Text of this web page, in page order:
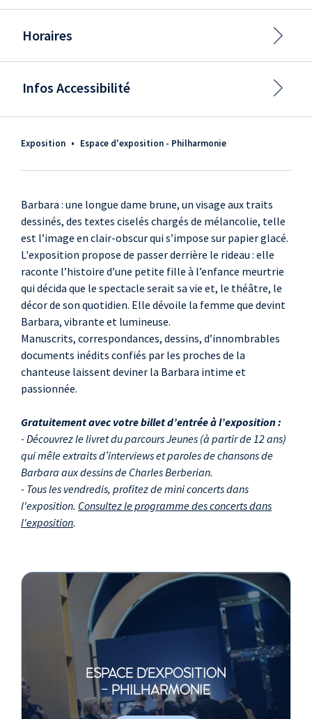
Exposition • Espace d'exposition - Philharmonie
Barbara : une longue dame brune, un visage aux traits
dessinés, des textes ciselés chargés de mélancolie, telle
est l’image en clair-obscur qui s’impose sur papier glacé.
L'exposition propose de passer derrière le rideau : elle
raconte l’histoire d’une petite fille à l’enfance meurtrie
qui décida que le spectacle serait sa vie et, le théâtre, le
décor de son quotidien. Elle dévoile la femme que devint
Barbara, vibrante et lumineuse.
Manuscrits, correspondances, dessins, d’innombrables
documents inédits confiés par les proches de la
chanteuse laissent deviner la Barbara intime et
passionnée.
Gratuitement avec votre billet d’entrée à l’exposition :
- Découvrez le livret du parcours Jeunes (à partir de 12 ans)
qui mêle extraits d’interviews et paroles de chansons de
Barbara aux dessins de Charles Berberian.
- Tous les vendredis, profitez de mini concerts dans
l'exposition. Consultez le programme des concerts dans
l'exposition.
ESPACE D'EXPOSITION
- PHILHARMONIE
Horaires
Infos Accessibilité